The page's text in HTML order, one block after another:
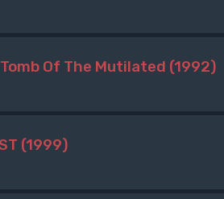
Tomb Of The Mutilated (1992)
(1999)